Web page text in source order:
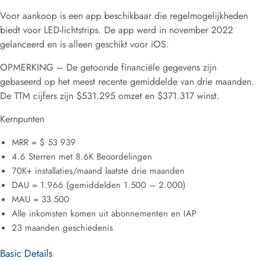
Voor aankoop is een app beschikbaar die regelmogelijkheden
biedt voor LED-lichtstrips. De app werd in november 2022
gelanceerd en is alleen geschikt voor iOS.
OPMERKING – De getoonde financiële gegevens zijn
gebaseerd op het meest recente gemiddelde van drie maanden.
De TTM cijfers zijn $531.295 omzet en $371.317 winst.
Kernpunten
MRR = $ 53 939
4.6 Sterren met 8.6K Beoordelingen
70K+ installaties/maand laatste drie maanden
DAU = 1.966 (gemiddelden 1.500 – 2.000)
MAU = 33.500
Alle inkomsten komen uit abonnementen en IAP
23 maanden geschiedenis
Basic Details